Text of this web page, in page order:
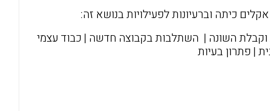
p
k
כיתה וברעיונות לפעילויות בנושא זה:
וקבלת השונה | השתלבות בקבוצה חדשה | כבוד עצמי
| פתרון בעיות